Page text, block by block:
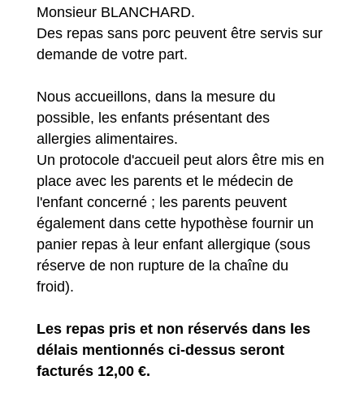
Monsieur BLANCHARD.
Des repas sans porc peuvent être servis sur
demande de votre part.
Nous accueillons, dans la mesure du
possible, les enfants présentant des
allergies alimentaires.
Un protocole d'accueil peut alors être mis en
place avec les parents et le médecin de
l'enfant concerné ; les parents peuvent
également dans cette hypothèse fournir un
panier repas à leur enfant allergique (sous
réserve de non rupture de la chaîne du
froid).
Les repas pris et non réservés dans les
délais mentionnés ci-dessus seront
facturés 12,00 €.